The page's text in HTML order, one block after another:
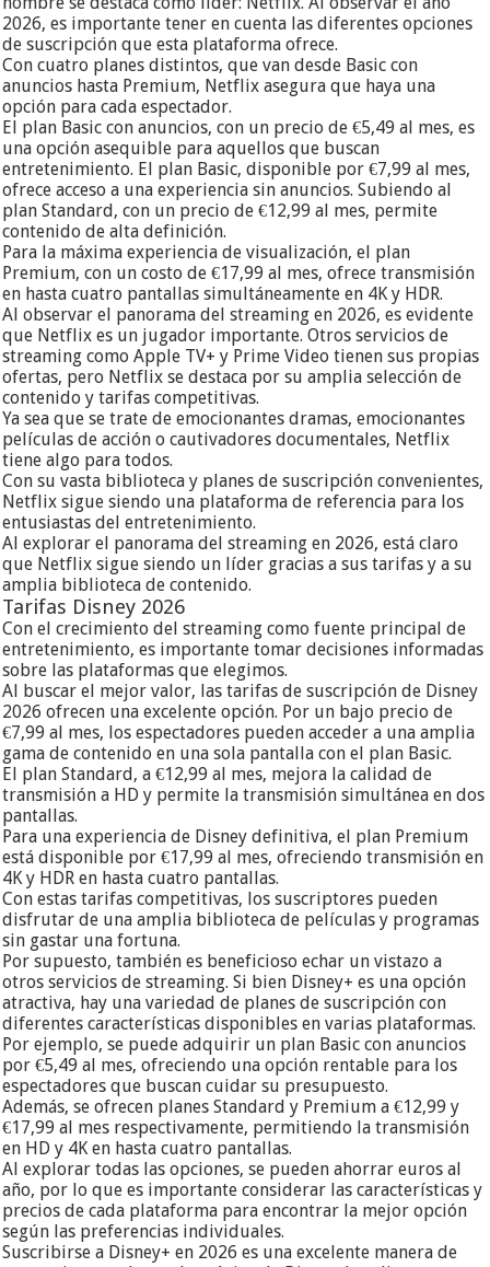
2026, es importante tener en cuenta las diferentes opciones
de suscripción que esta plataforma ofrece.
Con cuatro planes distintos, que van desde Basic con
anuncios hasta Premium, Netflix asegura que haya una
opción para cada espectador.
El plan Basic con anuncios, con un precio de €5,49 al mes, es
una opción asequible para aquellos que buscan
entretenimiento. El plan Basic, disponible por €7,99 al mes,
ofrece acceso a una experiencia sin anuncios. Subiendo al
plan Standard, con un precio de €12,99 al mes, permite
contenido de alta definición.
Para la máxima experiencia de visualización, el plan
Premium, con un costo de €17,99 al mes, ofrece transmisión
en hasta cuatro pantallas simultáneamente en 4K y HDR.
Al observar el panorama del streaming en 2026, es evidente
que Netflix es un jugador importante. Otros servicios de
streaming como Apple TV+ y Prime Video tienen sus propias
ofertas, pero Netflix se destaca por su amplia selección de
contenido y tarifas competitivas.
Ya sea que se trate de emocionantes dramas, emocionantes
películas de acción o cautivadores documentales, Netflix
tiene algo para todos.
Con su vasta biblioteca y planes de suscripción convenientes,
Netflix sigue siendo una plataforma de referencia para los
entusiastas del entretenimiento.
Al explorar el panorama del streaming en 2026, está claro
que Netflix sigue siendo un líder gracias a sus tarifas y a su
amplia biblioteca de contenido.
Tarifas Disney 2026
Con el crecimiento del streaming como fuente principal de
entretenimiento, es importante tomar decisiones informadas
sobre las plataformas que elegimos.
Al buscar el mejor valor, las tarifas de suscripción de Disney
2026 ofrecen una excelente opción. Por un bajo precio de
€7,99 al mes, los espectadores pueden acceder a una amplia
gama de contenido en una sola pantalla con el plan Basic.
El plan Standard, a €12,99 al mes, mejora la calidad de
transmisión a HD y permite la transmisión simultánea en dos
pantallas.
Para una experiencia de Disney definitiva, el plan Premium
está disponible por €17,99 al mes, ofreciendo transmisión en
4K y HDR en hasta cuatro pantallas.
Con estas tarifas competitivas, los suscriptores pueden
disfrutar de una amplia biblioteca de películas y programas
sin gastar una fortuna.
Por supuesto, también es beneficioso echar un vistazo a
otros servicios de streaming. Si bien Disney+ es una opción
atractiva, hay una variedad de planes de suscripción con
diferentes características disponibles en varias plataformas.
Por ejemplo, se puede adquirir un plan Basic con anuncios
por €5,49 al mes, ofreciendo una opción rentable para los
espectadores que buscan cuidar su presupuesto.
Además, se ofrecen planes Standard y Premium a €12,99 y
€17,99 al mes respectivamente, permitiendo la transmisión
en HD y 4K en hasta cuatro pantallas.
Al explorar todas las opciones, se pueden ahorrar euros al
año, por lo que es importante considerar las características y
precios de cada plataforma para encontrar la mejor opción
según las preferencias individuales.
Suscribirse a Disney+ en 2026 es una excelente manera de